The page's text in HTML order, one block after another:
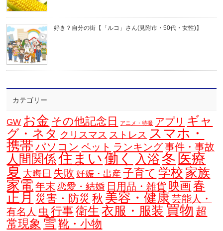
好き？自分の街【「ルコ」さん(見附市・50代・女性)】
カテゴリー
GW お金 その他記念日 アニメ・特撮 アプリ ギャ
グ・ネタ クリスマス ストレス スマホ・
携帯 パソコン ペット ランキング事件・事故
人間関係住まい 働く 入浴 冬 医療
夏 大晦日 失敗 妊娠・出産 子育て 学校 家族
家電 年末 恋愛・結婚 日用品・雑貨 映画 春
正月 災害・防災 秋 美容・健康 芸能人・
有名人 虫 行事 衛生 衣服・服装 買物 超
常現象 雪 靴・小物